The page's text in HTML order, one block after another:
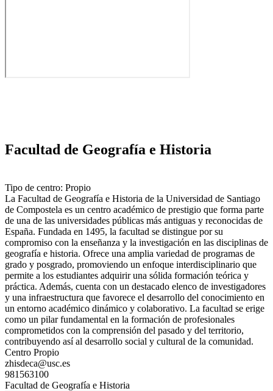
Facultad de Geografía e Historia
Tipo de centro: Propio
La Facultad de Geografía e Historia de la Universidad de Santiago
de Compostela es un centro académico de prestigio que forma parte
de una de las universidades públicas más antiguas y reconocidas de
España. Fundada en 1495, la facultad se distingue por su
compromiso con la enseñanza y la investigación en las disciplinas de
geografía e historia. Ofrece una amplia variedad de programas de
grado y posgrado, promoviendo un enfoque interdisciplinario que
permite a los estudiantes adquirir una sólida formación teórica y
práctica. Además, cuenta con un destacado elenco de investigadores
y una infraestructura que favorece el desarrollo del conocimiento en
un entorno académico dinámico y colaborativo. La facultad se erige
como un pilar fundamental en la formación de profesionales
comprometidos con la comprensión del pasado y del territorio,
contribuyendo así al desarrollo social y cultural de la comunidad.
Centro Propio
zhisdeca@usc.es
981563100
Facultad de Geografía e Historia